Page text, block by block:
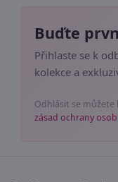
Buďte
Přihlaste se k
kolekce a
Odhlásit se můžete
zásad ochrany